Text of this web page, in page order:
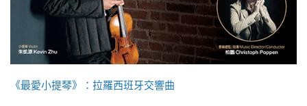
《最愛小提琴》：拉羅西班牙交響曲